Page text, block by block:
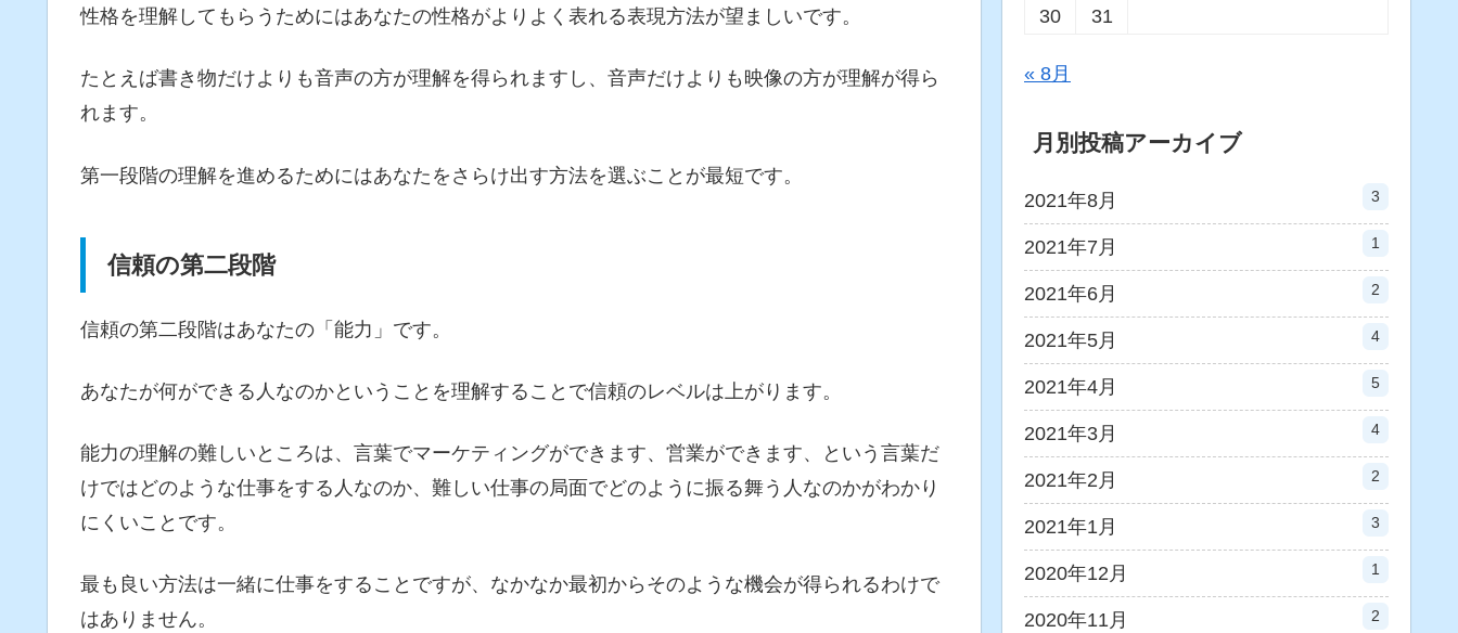
性格を理解してもらうためにはあなたの性格がよりよく表れる表現方法が望ましいです。
たとえば書き物だけよりも音声の方が理解を得られますし、音声だけよりも映像の方が理解が得ら
れます。
第一段階の理解を進めるためにはあなたをさらけ出す方法を選ぶことが最短です。
信頼の第二段階
信頼の第二段階はあなたの「能力」です。
あなたが何ができる人なのかということを理解することで信頼のレベルは上がります。
能力の理解の難しいところは、言葉でマーケティングができます、営業ができます、という言葉だ
けではどのような仕事をする人なのか、難しい仕事の局面でどのように振る舞う人なのかがわかり
にくいことです。
最も良い方法は一緒に仕事をすることですが、なかなか最初からそのような機会が得られるわけで
はありません。
30
31
« 8月
月別投稿アーカイブ
2021年8月 3
2021年7月 1
2021年6月 2
2021年5月 4
2021年4月 5
2021年3月 4
2021年2月 2
2021年1月 3
2020年12月 1
2020年11月 2